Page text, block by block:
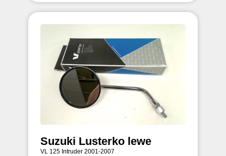
Suzuki Lusterko lewe
VL 125 Intruder 2001-2007